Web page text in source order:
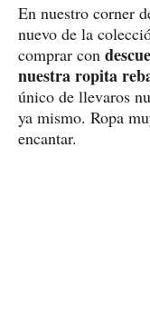
En nuestro corner
nuevo de la
comprar con
nuestra ropita
único de llevaros
ya mismo. Ropa
encantar.